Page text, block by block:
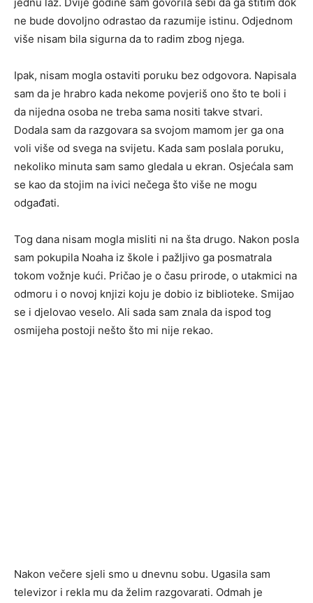
ne bude dovoljno odrastao da razumije istinu. Odjednom
više nisam bila sigurna da to radim zbog njega.
Ipak, nisam mogla ostaviti poruku bez odgovora. Napisala
sam da je hrabro kada nekome povjeriš ono što te boli i
da nijedna osoba ne treba sama nositi takve stvari.
Dodala sam da razgovara sa svojom mamom jer ga ona
voli više od svega na svijetu. Kada sam poslala poruku,
nekoliko minuta sam samo gledala u ekran. Osjećala sam
se kao da stojim na ivici nečega što više ne mogu
odgađati.
Tog dana nisam mogla misliti ni na šta drugo. Nakon posla
sam pokupila Noaha iz škole i pažljivo ga posmatrala
tokom vožnje kući. Pričao je o času prirode, o utakmici na
odmoru i o novoj knjizi koju je dobio iz biblioteke. Smijao
se i djelovao veselo. Ali sada sam znala da ispod tog
osmijeha postoji nešto što mi nije rekao.
Nakon večere sjeli smo u dnevnu sobu. Ugasila sam
televizor i rekla mu da želim razgovarati. Odmah je